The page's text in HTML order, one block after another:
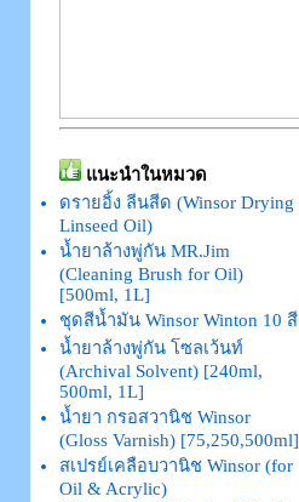
แนะนำในหมวด
ดรายอิ้ง ลีนสีด (Winsor Drying
Linseed Oil)
น้ำยาล้างพู่กัน MR.Jim
(Cleaning Brush for Oil)
[500ml, 1L]
ชุดสีน้ำมัน Winsor Winton 10 สี
น้ำยาล้างพู่กัน โซลเว้นท์
(Archival Solvent) [240ml,
500ml, 1L]
น้ำยา กรอสวานิช Winsor
(Gloss Varnish) [75,250,500ml]
สเปรย์เคลือบวานิช Winsor (for
Oil & Acrylic)